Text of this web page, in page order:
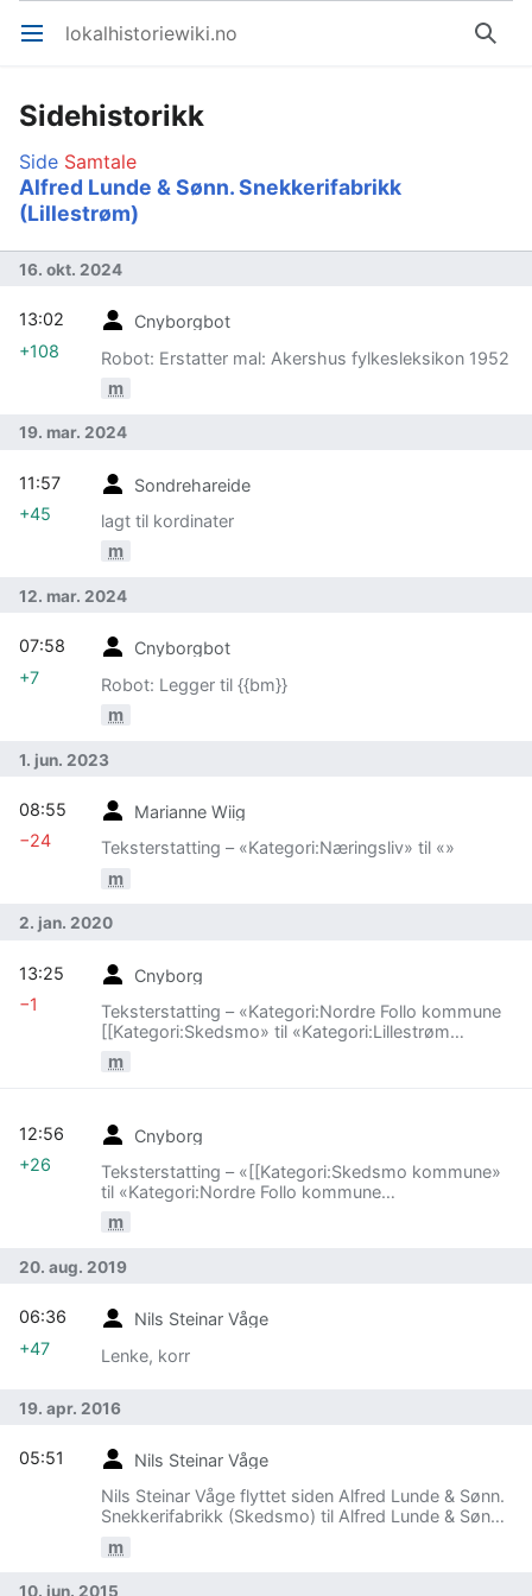
Åpne hovedmenyen lokalhistoriewiki.no Søk
Sidehistorikk
Side Samtale
Alfred Lunde & Sønn. Snekkerifabrikk
(Lillestrøm)
16. okt. 2024
Cnyborgbot
Robot: Erstatter mal: Akershus fylkesleksikon 1952
m
13:02
+108
19. mar. 2024
Sondrehareide
lagt til kordinater
m
11:57
+45
12. mar. 2024
Cnyborgbot
Robot: Legger til {{bm}}
m
07:58
+7
1. jun. 2023
Marianne Wiig
Teksterstatting – «Kategori:Næringsliv» til «»
m
08:55
−24
2. jan. 2020
Cnyborg
Teksterstatting – «Kategori:Nordre Follo kommune
[[Kategori:Skedsmo» til «Kategori:Lillestrøm
m
13:25
−1
Cnyborg
Teksterstatting – «[[Kategori:Skedsmo kommune»
til «Kategori:Nordre Follo kommune
m
12:56
+26
20. aug. 2019
Nils Steinar Våge
Lenke, korr
06:36
+47
19. apr. 2016
Nils Steinar Våge
Nils Steinar Våge flyttet siden Alfred Lunde & Sønn.
Snekkerifabrikk (Skedsmo) til Alfred Lunde & Sønn.
m
05:51
10. jun. 2015